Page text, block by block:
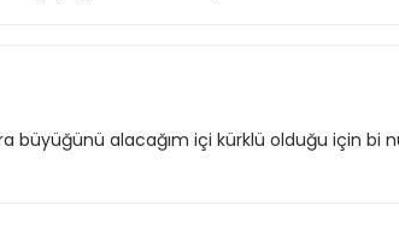
büyüğünü alacağım içi kürklü olduğu için bi